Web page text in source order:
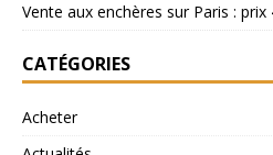
Vente aux enchères sur Paris :
CATÉGORIES
Acheter